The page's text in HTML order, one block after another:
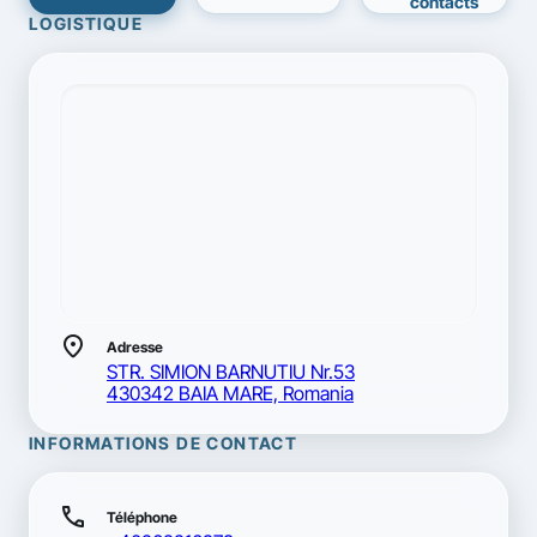
LOGISTIQUE
location_on Adresse
STR. SIMION BARNUTIU Nr.53
430342 BAIA MARE, Romania
INFORMATIONS DE CONTACT
call Téléphone